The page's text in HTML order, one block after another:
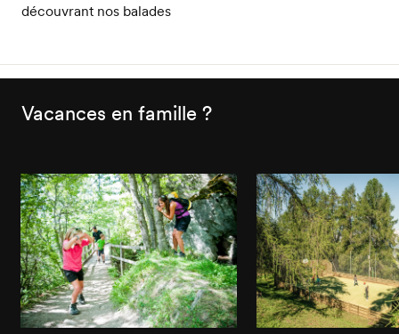
découvrant nos balades
Vacances en famille ?